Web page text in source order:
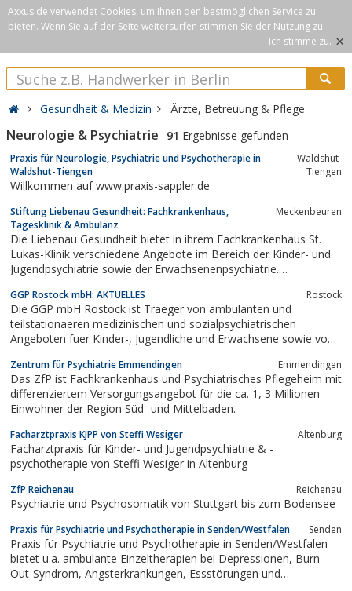
Axxus.de verwendet Cookies, um Ihnen den bestmöglichen Service zu
bieten. Wenn Sie auf der Seite weitersurfen stimmen Sie der Nutzung zu.
Ich stimme zu. ×
Gesundheit & Medizin Ärzte, Betreuung & Pflege
Neurologie & Psychiatrie 91 Ergebnisse gefunden
Praxis für Neurologie, Psychiatrie und Psychotherapie in
Waldshut-Tiengen
Waldshut-
Tiengen
Willkommen auf www.praxis-sappler.de
Stiftung Liebenau Gesundheit: Fachkrankenhaus,
Tagesklinik & Ambulanz
Meckenbeuren
Die Liebenau Gesundheit bietet in ihrem Fachkrankenhaus St.
Lukas-Klinik verschiedene Angebote im Bereich der Kinder- und
Jugendpsychiatrie sowie der Erwachsenenpsychiatrie.
dabei Menschen ein Zuhause, die eine längerfristige umfassende
Begleitung benötigen.
GGP Rostock mbH: AKTUELLES Rostock
Die GGP mbH Rostock ist Traeger von ambulanten und
teilstationaeren medizinischen und sozialpsychiatrischen
Angeboten fuer Kinder-, Jugendliche und Erwachsene sowie von
Zentrum für Psychiatrie Emmendingen Emmendingen
Das ZfP ist Fachkrankenhaus und Psychiatrisches Pflegeheim mit
differenziertem Versorgungsangebot für die ca. 1, 3 Millionen
Einwohner der Region Süd- und Mittelbaden.
Facharztpraxis KJPP von Steffi Wesiger Altenburg
Facharztpraxis für Kinder- und Jugendpsychiatrie & -
psychotherapie von Steffi Wesiger in Altenburg
ZfP Reichenau Reichenau
Psychiatrie und Psychosomatik von Stuttgart bis zum Bodensee
Praxis für Psychiatrie und Psychotherapie in Senden/Westfalen Senden
Praxis für Psychiatrie und Psychotherapie in Senden/Westfalen
bietet u.a. ambulante Einzeltherapien bei Depressionen, Burn-
Out-Syndrom, Angsterkrankungen, Essstörungen und